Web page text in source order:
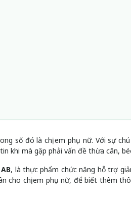
số đó là chị em phụ nữ. Với sự
khi mà gặp phải vấn đề thừa cân,
, là thực phẩm chức năng hỗ trợ
cho chị em phụ nữ, để biết thêm